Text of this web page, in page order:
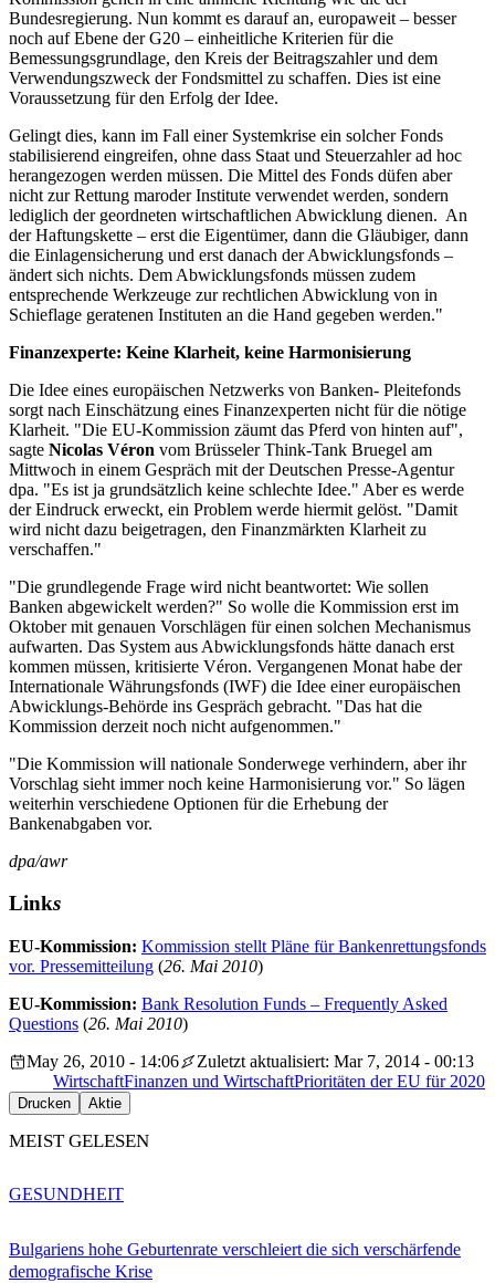
Bundesregierung. Nun kommt es darauf an, europaweit – besser
noch auf Ebene der G20 – einheitliche Kriterien für die
Bemessungsgrundlage, den Kreis der Beitragszahler und dem
Verwendungszweck der Fondsmittel zu schaffen. Dies ist eine
Voraussetzung für den Erfolg der Idee.
Gelingt dies, kann im Fall einer Systemkrise ein solcher Fonds
stabilisierend eingreifen, ohne dass Staat und Steuerzahler ad hoc
herangezogen werden müssen. Die Mittel des Fonds düfen aber
nicht zur Rettung maroder Institute verwendet werden, sondern
lediglich der geordneten wirtschaftlichen Abwicklung dienen. An
der Haftungskette – erst die Eigentümer, dann die Gläubiger, dann
die Einlagensicherung und erst danach der Abwicklungsfonds –
ändert sich nichts. Dem Abwicklungsfonds müssen zudem
entsprechende Werkzeuge zur rechtlichen Abwicklung von in
Schieflage geratenen Instituten an die Hand gegeben werden."
Finanzexperte: Keine Klarheit, keine Harmonisierung
Die Idee eines europäischen Netzwerks von Banken- Pleitefonds
sorgt nach Einschätzung eines Finanzexperten nicht für die nötige
Klarheit. "Die EU-Kommission zäumt das Pferd von hinten auf",
sagte Nicolas Véron vom Brüsseler Think-Tank Bruegel am
Mittwoch in einem Gespräch mit der Deutschen Presse-Agentur
dpa. "Es ist ja grundsätzlich keine schlechte Idee." Aber es werde
der Eindruck erweckt, ein Problem werde hiermit gelöst. "Damit
wird nicht dazu beigetragen, den Finanzmärkten Klarheit zu
verschaffen."
"Die grundlegende Frage wird nicht beantwortet: Wie sollen
Banken abgewickelt werden?" So wolle die Kommission erst im
Oktober mit genauen Vorschlägen für einen solchen Mechanismus
aufwarten. Das System aus Abwicklungsfonds hätte danach erst
kommen müssen, kritisierte Véron. Vergangenen Monat habe der
Internationale Währungsfonds (IWF) die Idee einer europäischen
Abwicklungs-Behörde ins Gespräch gebracht. "Das hat die
Kommission derzeit noch nicht aufgenommen."
"Die Kommission will nationale Sonderwege verhindern, aber ihr
Vorschlag sieht immer noch keine Harmonisierung vor." So lägen
weiterhin verschiedene Optionen für die Erhebung der
Bankenabgaben vor.
dpa/awr
Links
EU-Kommission: Kommission stellt Pläne für Bankenrettungsfonds
vor. Pressemitteilung (26. Mai 2010)
EU-Kommission: Bank Resolution Funds – Frequently Asked
Questions (26. Mai 2010)
May 26, 2010 - 14:06
Zuletzt aktualisiert: Mar 7, 2014 - 00:13
WirtschaftFinanzen und WirtschaftPrioritäten der EU für 2020
Drucken Aktie
MEIST GELESEN
Bulgariens hohe Geburtenrate verschleiert die sich verschärfende
demografische Krise
GESUNDHEIT